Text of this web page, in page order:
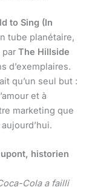
to Sing (In
tube planétaire,
par The Hillside
d’exemplaires.
qu’un seul but :
et à
marketing que
historien
Cola a failli